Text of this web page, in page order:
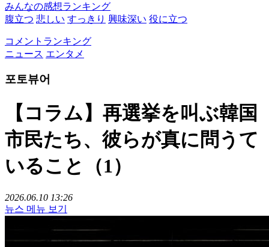
みんなの感想ランキング
腹立つ 悲しい すっきり 興味深い 役に立つ
コメントランキング
ニュース エンタメ
포토뷰어
【コラム】再選挙を叫ぶ韓国
市民たち、彼らが真に問うて
いること（1）
2026.06.10 13:26
뉴스 메뉴 보기